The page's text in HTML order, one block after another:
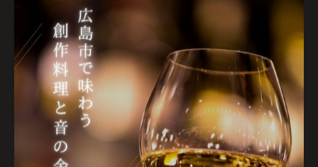
ることが大切です。例えば、昭和レトロなポスターやアンテ
ィーク調の照明器具をアクセントにしつつ、清潔感のある壁
面や床材を選ぶことで、古さと新しさが調和した空間を実現
できます。
さらに、おしゃれな居酒屋内装のためには、色使いと素材選
びが重要です。和風なら落ち着いた色合いの木目や和紙、レ
トロならタイルやブリキなどの素材を部分的に活用すること
で、個性を際立たせることができます。また、小さな居酒屋